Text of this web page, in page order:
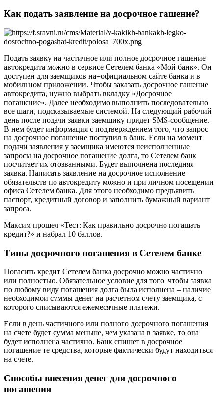
Как подать заявление на досрочное гашение?
Подать заявку на частичное или полное досрочное гашение
автокредита можно в сервисе Сетелем банка «Мой банк». Он
доступен для заемщиков на=официальном сайте банка и в
мобильном приложении. Чтобы заказать досрочное гашение
автокредита, нужно выбрать вкладку «Досрочное
погашение». Далее необходимо выполнить последовательно
все шаги, подсказываемые системой. На следующий рабочий
день после подачи заявки заемщику придет SMS-сообщение.
В нем будет информация с подтверждением того, что запрос
на досрочное погашение поступил в банк. Если на момент
подачи заявления у заемщика имеются неисполненные
запросы на досрочное погашение долга, то Сетелем банк
посчитает их отозванными. Будет выполнена последняя
заявка. Написать заявление на досрочное исполнение
обязательств по автокредиту можно и при личном посещении
офиса Сетелем банка. Для этого необходимо предъявить
паспорт, кредитный договор и заполнить бумажный вариант
запроса.
Максим прошел «Тест: Как правильно досрочно погашать
кредит?» и набрал 10 баллов.
Типы досрочного погашения в Сетелем банке
Погасить кредит Сетелем банка досрочно можно частично
или полностью. Обязательное условие для того, чтобы заявка
по любому виду погашения долга была исполнена – наличие
необходимой суммы денег на расчетном счету заемщика, с
которого списываются ежемесячные платежи.
Если в день частичного или полного досрочного погашения
на счете будет сумма меньше, чем указана в заявке, то она
будет исполнена частично. Банк спишет в досрочное
погашение те средства, которые фактически будут находиться
на счете.
Способы внесения денег для досрочного
погашения